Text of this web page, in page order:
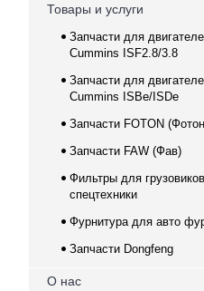
Товары и услуги
Запчасти для
Cummins ISF2.8/3.8
Запчасти для
Cummins ISBe/ISDe
Запчасти FOTON
Запчасти FAW (Фав)
Фильтры для
спецтехники
Фурнитура для авто
Запчасти Dongfeng
О нас